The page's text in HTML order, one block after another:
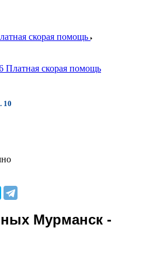
скорая помощь
Платная скорая помощь
10
Мурманск -